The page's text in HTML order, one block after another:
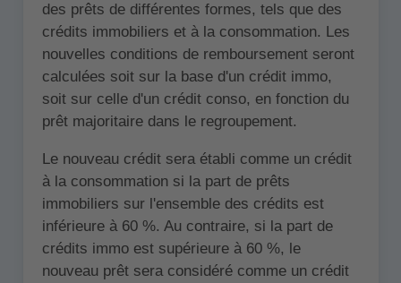
des prêts de différentes formes, tels que des
crédits immobiliers et à la consommation. Les
nouvelles conditions de remboursement seront
calculées soit sur la base d'un crédit immo,
soit sur celle d'un crédit conso, en fonction du
prêt majoritaire dans le regroupement.
Le nouveau crédit sera établi comme un crédit
à la consommation si la part de prêts
immobiliers sur l'ensemble des crédits est
inférieure à 60 %. Au contraire, si la part de
crédits immo est supérieure à 60 %, le
nouveau prêt sera considéré comme un crédit